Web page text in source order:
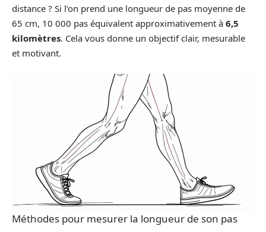
distance ? Si l’on prend une longueur de pas moyenne de
65 cm, 10 000 pas équivalent approximativement à 6,5
kilomètres. Cela vous donne un objectif clair, mesurable
et motivant.
Méthodes pour mesurer la longueur de son pas